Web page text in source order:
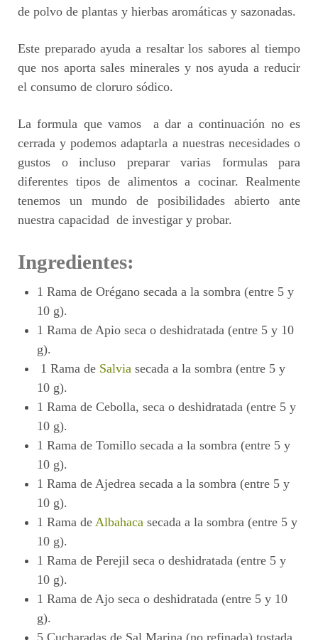
de polvo de plantas y hierbas aromáticas y sazonadas.
Este preparado ayuda a resaltar los sabores al tiempo
que nos aporta sales minerales y nos ayuda a reducir
el consumo de cloruro sódico.
La formula que vamos a dar a continuación no es
cerrada y podemos adaptarla a nuestras necesidades o
gustos o incluso preparar varias formulas para
diferentes tipos de alimentos a cocinar. Realmente
tenemos un mundo de posibilidades abierto ante
nuestra capacidad de investigar y probar.
Ingredientes:
1 Rama de Orégano secada a la sombra (entre 5 y
10 g).
1 Rama de Apio seca o deshidratada (entre 5 y 10
g).
1 Rama de Salvia secada a la sombra (entre 5 y
10 g).
1 Rama de Cebolla, seca o deshidratada (entre 5 y
10 g).
1 Rama de Tomillo secada a la sombra (entre 5 y
10 g).
1 Rama de Ajedrea secada a la sombra (entre 5 y
10 g).
1 Rama de Albahaca secada a la sombra (entre 5 y
10 g).
1 Rama de Perejil seca o deshidratada (entre 5 y
10 g).
1 Rama de Ajo seca o deshidratada (entre 5 y 10
g).